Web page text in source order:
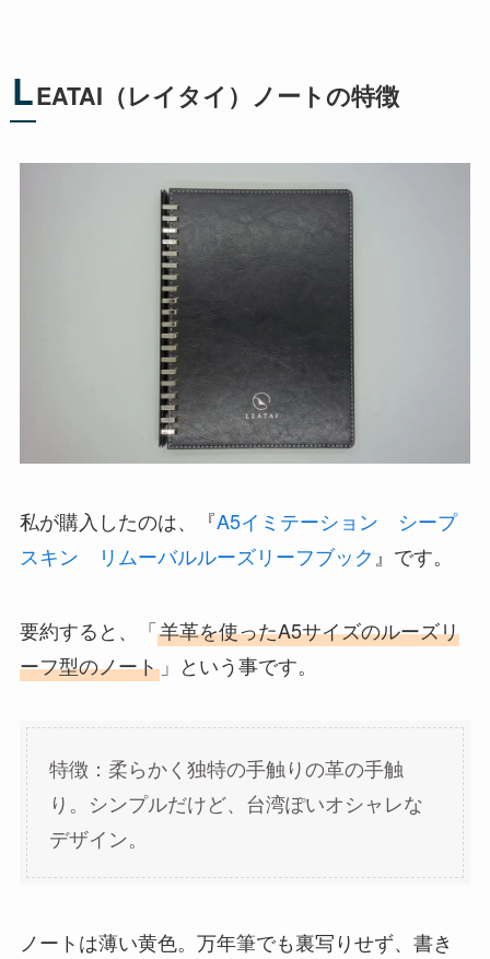
LEATAI（レイタイ）ノートの特徴
私が購入したのは、『A5イミテーション シープ
スキン リムーバルルーズリーフブック 』です。
要約すると、「羊革を使ったA5サイズのルーズリ
ーフ型のノート」という事です。
特徴：柔らかく独特の手触りの革の手触
り。シンプルだけど、台湾ぽいオシャレな
デザイン。
ノートは薄い黄色。万年筆でも裏写りせず、書き